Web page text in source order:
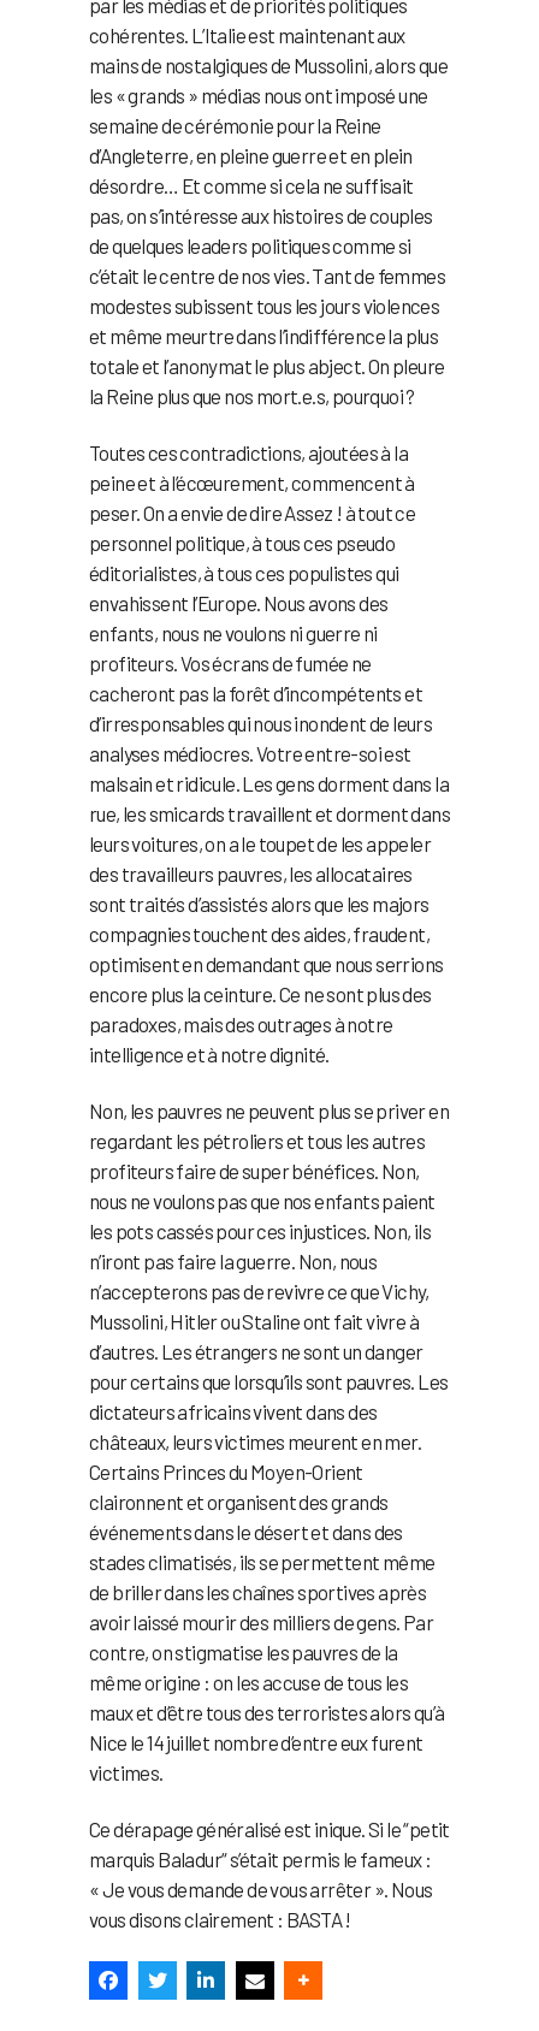
par les médias et de priorités politiques
cohérentes. L’Italie est maintenant aux
mains de nostalgiques de Mussolini, alors que
les « grands » médias nous ont imposé une
semaine de cérémonie pour la Reine
d’Angleterre, en pleine guerre et en plein
désordre… Et comme si cela ne suffisait
pas, on s’intéresse aux histoires de couples
de quelques leaders politiques comme si
c’était le centre de nos vies. Tant de femmes
modestes subissent tous les jours violences
et même meurtre dans l’indifférence la plus
totale et l’anonymat le plus abject. On pleure
la Reine plus que nos mort.e.s, pourquoi ?
Toutes ces contradictions, ajoutées à la
peine et à l’écœurement, commencent à
peser. On a envie de dire Assez ! à tout ce
personnel politique, à tous ces pseudo
éditorialistes, à tous ces populistes qui
envahissent l’Europe. Nous avons des
enfants, nous ne voulons ni guerre ni
profiteurs. Vos écrans de fumée ne
cacheront pas la forêt d’incompétents et
d’irresponsables qui nous inondent de leurs
analyses médiocres. Votre entre-soi est
malsain et ridicule. Les gens dorment dans la
rue, les smicards travaillent et dorment dans
leurs voitures, on a le toupet de les appeler
des travailleurs pauvres, les allocataires
sont traités d’assistés alors que les majors
compagnies touchent des aides, fraudent,
optimisent en demandant que nous serrions
encore plus la ceinture. Ce ne sont plus des
paradoxes, mais des outrages à notre
intelligence et à notre dignité.
Non, les pauvres ne peuvent plus se priver en
regardant les pétroliers et tous les autres
profiteurs faire de super bénéfices. Non,
nous ne voulons pas que nos enfants paient
les pots cassés pour ces injustices. Non, ils
n’iront pas faire la guerre. Non, nous
n’accepterons pas de revivre ce que Vichy,
Mussolini, Hitler ou Staline ont fait vivre à
d’autres. Les étrangers ne sont un danger
pour certains que lorsqu’ils sont pauvres. Les
dictateurs africains vivent dans des
châteaux, leurs victimes meurent en mer.
Certains Princes du Moyen-Orient
claironnent et organisent des grands
événements dans le désert et dans des
stades climatisés, ils se permettent même
de briller dans les chaînes sportives après
avoir laissé mourir des milliers de gens. Par
contre, on stigmatise les pauvres de la
même origine : on les accuse de tous les
maux et d’être tous des terroristes alors qu’à
Nice le 14 juillet nombre d’entre eux furent
victimes.
Ce dérapage généralisé est inique. Si le “petit
marquis Baladur“ s’était permis le fameux :
« Je vous demande de vous arrêter ». Nous
vous disons clairement : BASTA !